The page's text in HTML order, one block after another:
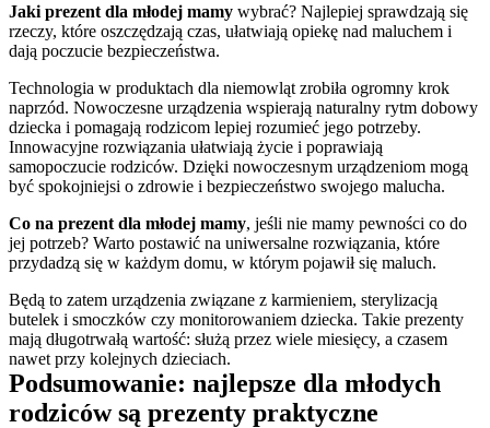
Jaki prezent dla młodej mamy wybrać? Najlepiej sprawdzają się
rzeczy, które oszczędzają czas, ułatwiają opiekę nad maluchem i
dają poczucie bezpieczeństwa.
Technologia w produktach dla niemowląt zrobiła ogromny krok
naprzód. Nowoczesne urządzenia wspierają naturalny rytm dobowy
dziecka i pomagają rodzicom lepiej rozumieć jego potrzeby.
Innowacyjne rozwiązania ułatwiają życie i poprawiają
samopoczucie rodziców. Dzięki nowoczesnym urządzeniom mogą
być spokojniejsi o zdrowie i bezpieczeństwo swojego malucha.
Co na prezent dla młodej mamy, jeśli nie mamy pewności co do
jej potrzeb? Warto postawić na uniwersalne rozwiązania, które
przydadzą się w każdym domu, w którym pojawił się maluch.
Będą to zatem urządzenia związane z karmieniem, sterylizacją
butelek i smoczków czy monitorowaniem dziecka. Takie prezenty
mają długotrwałą wartość: służą przez wiele miesięcy, a czasem
nawet przy kolejnych dzieciach.
Podsumowanie: najlepsze dla młodych
rodziców są prezenty praktyczne